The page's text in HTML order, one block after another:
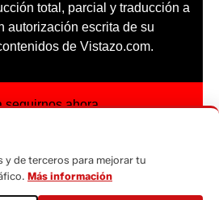
total, parcial y traducción a
autorización escrita de su
de Vistazo.com.
seguirnos ahora
a:
y de terceros para mejorar tu
Más información